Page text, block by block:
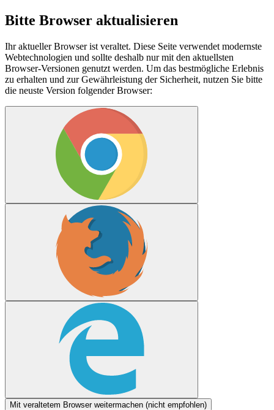
Bitte Browser aktualisieren
Ihr aktueller Browser ist veraltet. Diese Seite verwendet modernste
Webtechnologien und sollte deshalb nur mit den aktuellsten
Browser-Versionen genutzt werden. Um das bestmögliche Erlebnis
zu erhalten und zur Gewährleistung der Sicherheit, nutzen Sie bitte
die neuste Version folgender Browser:
Mit veraltetem Browser weitermachen (nicht empfohlen)